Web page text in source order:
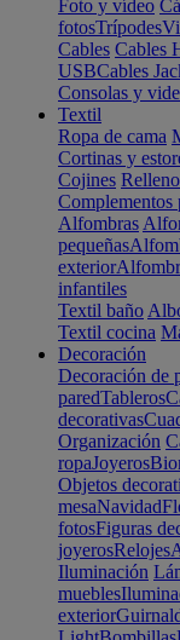
Foto y vídeo
fotosTrípodes
Cables Cables
USBCables
Consolas y
Textil
Ropa de cama
Cortinas y
Cojines Relleno
Complementos
Alfombras
pequeñas
exterior
infantiles
Textil baño
Textil cocina
Decoración
Decoración de
paredTableros
decorativas
Organización
ropaJoyeros
Objetos
mesaNavidad
fotosFiguras
joyerosRelojes
Iluminación
muebles
exterior